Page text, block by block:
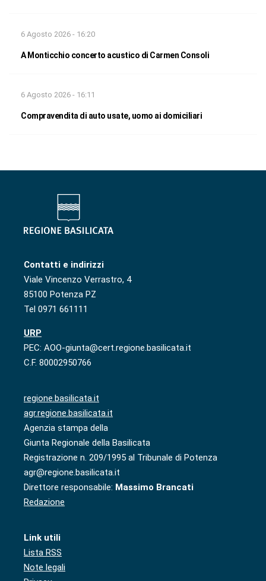
6 Agosto 2026 - 16:20
A Monticchio concerto acustico di Carmen Consoli
6 Agosto 2026 - 16:11
Compravendita di auto usate, uomo ai domiciliari
Contatti e indirizzi
Viale Vincenzo Verrastro, 4
85100 Potenza PZ
Tel 0971 661111
URP
PEC: AOO-giunta@cert.regione.basilicata.it
C.F. 80002950766
regione.basilicata.it
agr.regione.basilicata.it
Agenzia stampa della
Giunta Regionale della Basilicata
Registrazione n. 209/1995 al Tribunale di Potenza
agr@regione.basilicata.it
Direttore responsabile: Massimo Brancati
Redazione
Link utili
Lista RSS
Note legali